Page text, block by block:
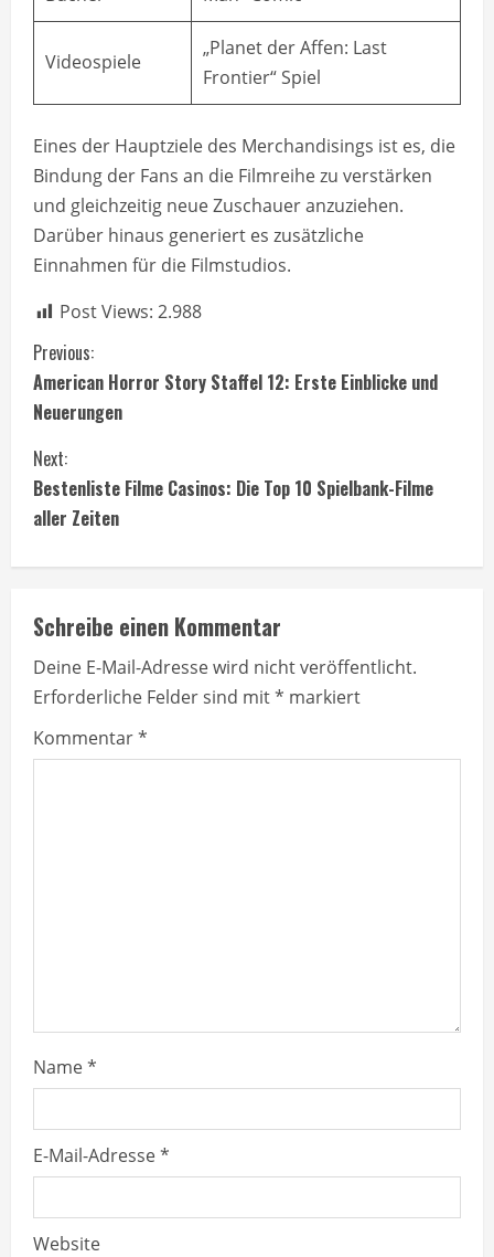
Videospiele
„Planet der Affen: Last
Frontier“ Spiel
Eines der Hauptziele des Merchandisings ist es, die
Bindung der Fans an die Filmreihe zu verstärken
und gleichzeitig neue Zuschauer anzuziehen.
Darüber hinaus generiert es zusätzliche
Einnahmen für die Filmstudios.
Post Views: 2.988
C
o
n
t
u
e
R
Previous:
American Horror Story Staffel 12: Erste Einblicke und
Neuerungen
Next:
Bestenliste Filme Casinos: Die Top 10 Spielbank-Filme
aller Zeiten
Schreibe einen Kommentar
Deine E-Mail-Adresse wird nicht veröffentlicht.
Erforderliche Felder sind mit* markiert
Kommentar*
Name*
E-Mail-Adresse*
Website